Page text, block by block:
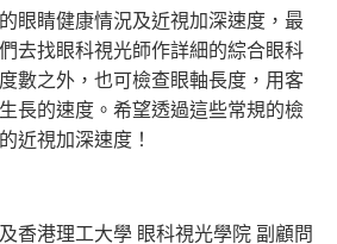
眼睛健康情況及近視加深速度，最
去找眼科視光師作詳細的綜合眼科
數之外，也可檢查眼軸長度，用客
長的速度。希望透過這些常規的檢
近視加深速度！
香港理工大學 眼科視光學院 副顧問